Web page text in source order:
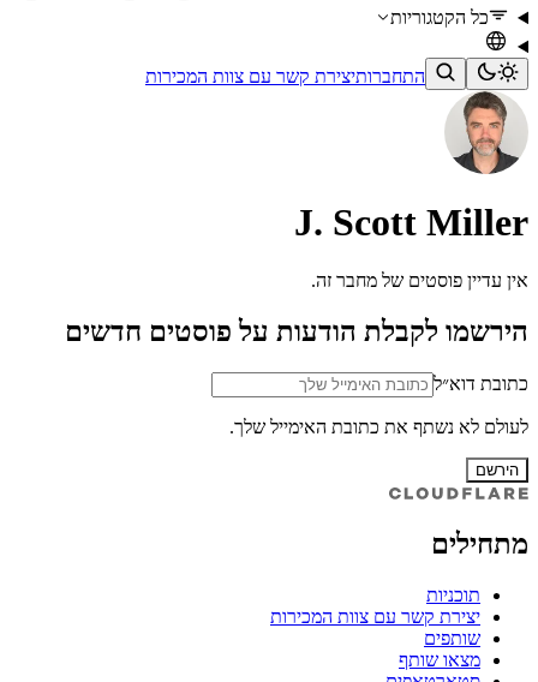
כל הקטגוריות
התחברותיצירת קשר עם צוות המכירות
J. Scott Miller
אין עדיין פוסטים של מחבר זה.
הירשמו לקבלת הודעות על פוסטים חדשים
כתובת דוא״ל
לעולם לא נשתף את כתובת האימייל שלך.
הירשם
מתחילים
תוכניות
יצירת קשר עם צוות המכירות
שותפים
מצאו שותף